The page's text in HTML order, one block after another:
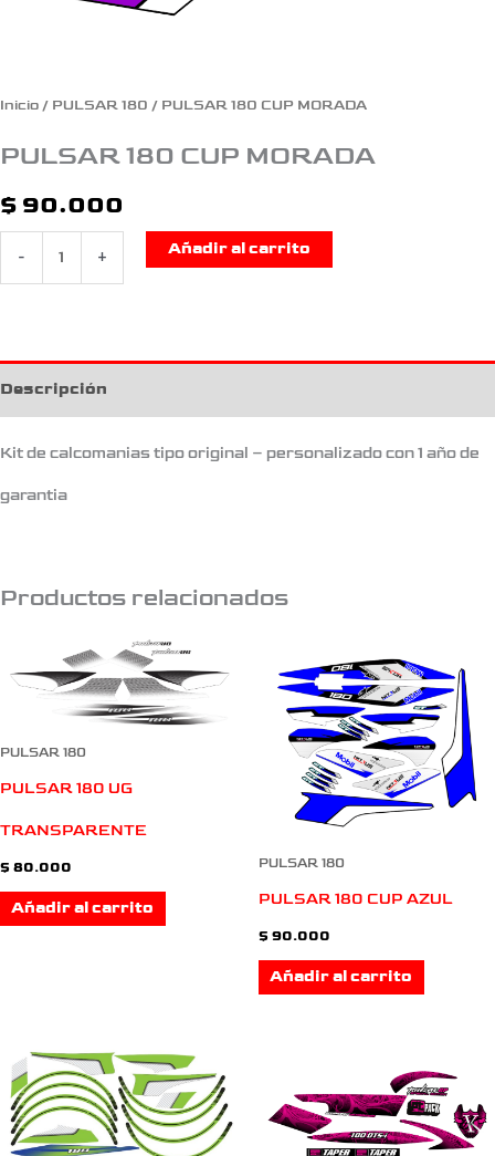
Inicio / PULSAR 180 / PULSAR 180 CUP MORADA
PULSAR 180 CUP MORADA
$ 90.000
- +
Añadir al carrito
Descripción
Kit de calcomanias tipo original – personalizado con 1 año de
garantia
Productos relacionados
PULSAR 180
PULSAR 180 UG
TRANSPARENTE
$ 80.000
Añadir al carrito
PULSAR 180
PULSAR 180 CUP AZUL
$ 90.000
Añadir al carrito